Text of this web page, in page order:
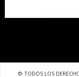
© TODOS LOS